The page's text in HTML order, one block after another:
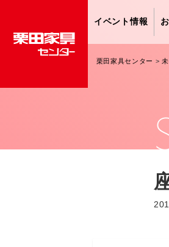
イベント情報
栗田家具センター >